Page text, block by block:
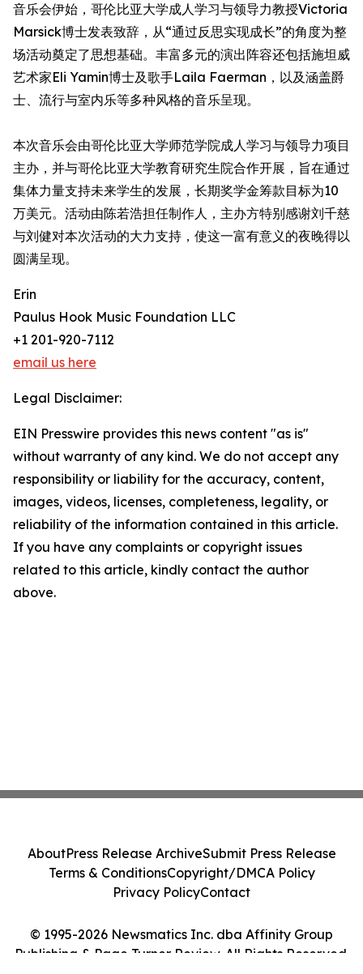
音乐会伊始，哥伦比亚大学成人学习与领导力教授Victoria
Marsick博士发表致辞，从“通过反思实现成长”的角度为整
场活动奠定了思想基础。丰富多元的演出阵容还包括施坦威
艺术家Eli Yamin博士及歌手Laila Faerman，以及涵盖爵
士、流行与室内乐等多种风格的音乐呈现。
本次音乐会由哥伦比亚大学师范学院成人学习与领导力项目
主办，并与哥伦比亚大学教育研究生院合作开展，旨在通过
集体力量支持未来学生的发展，长期奖学金筹款目标为10
万美元。活动由陈若浩担任制作人，主办方特别感谢刘千慈
与刘健对本次活动的大力支持，使这一富有意义的夜晚得以
圆满呈现。
Erin
Paulus Hook Music Foundation LLC
+1 201-920-7112
email us here
Legal Disclaimer:
EIN Presswire provides this news content "as is"
without warranty of any kind. We do not accept any
responsibility or liability for the accuracy, content,
images, videos, licenses, completeness, legality, or
reliability of the information contained in this article.
If you have any complaints or copyright issues
related to this article, kindly contact the author
above.
© 1995-2026 Newsmatics Inc. dba Affinity Group
Publishing & Page Turner Review. All Rights Reserved.
AboutPress Release ArchiveSubmit Press Release
Terms & ConditionsCopyright/DMCA Policy
Privacy PolicyContact